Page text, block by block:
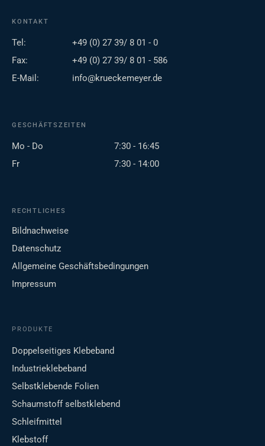
KONTAKT
Tel:
+49 (0) 27 39/ 8 01 - 0
Fax:
+49 (0) 27 39/ 8 01 - 586
E-Mail:
info@krueckemeyer.de
GESCHÄFTSZEITEN
Mo - Do
7:30 - 16:45
Fr
7:30 - 14:00
RECHTLICHES
Bildnachweise
Datenschutz
Allgemeine Geschäftsbedingungen
Impressum
PRODUKTE
Doppelseitiges Klebeband
Industrieklebeband
Selbstklebende Folien
Schaumstoff selbstklebend
Schleifmittel
Klebstoff